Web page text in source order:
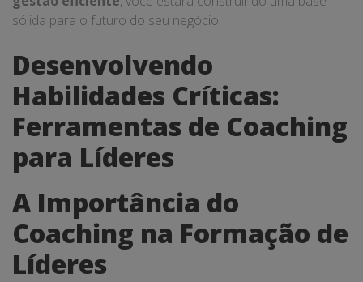
sólida para o futuro do seu negócio.
Desenvolvendo
Habilidades Críticas:
Ferramentas de Coaching
para Líderes
A Importância do
Coaching na Formação de
Líderes